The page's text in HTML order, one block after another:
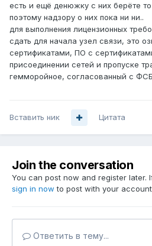
есть и ещё денюжку с них берёте
поэтому надзору о них пока ни ни..
для выполнения лицензионных
сдать для начала узел связи, это
сертификатами, ПО с
присоединении сетей и пропуске
гемморойное, согласованный с
Вставить ник Цитата
Join the conversation
You can post now and register later.
sign in now to post with your
Ответить в тему...